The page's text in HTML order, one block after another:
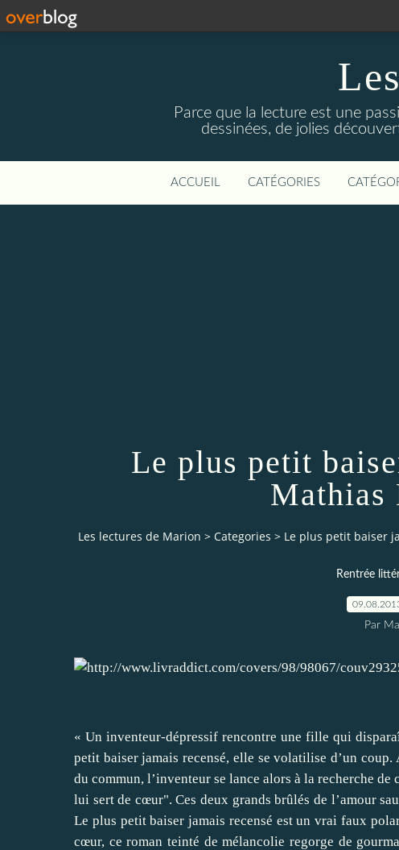
Parce que la lecture est une
dessinées, de jolies
ACCUEIL CATÉGORIES
Le plus petit
Mathias
Les lectures de Marion > Categories > Le plus petit baiser
Rentrée
Par
« Un inventeur-dépressif rencontre une fille qui
petit baiser jamais recensé, elle se volatilise d’un
du commun, l’inventeur se lance alors à la recherche
lui sert de cœur". Ces deux grands brûlés de l’amour
Le plus petit baiser jamais recensé est un vrai faux
cœur, ce roman teinté de mélancolie regorge de